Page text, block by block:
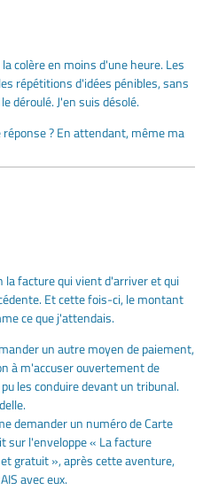
colère en moins d'une heure. Les
répétitions d'idées pénibles, sans
déroulé. J'en suis désolé.
? En attendant, même ma
la facture qui vient d'arriver et qui
Et cette fois-ci, le montant
ce que j'attendais.
un autre moyen de paiement,
à m'accuser ouvertement de
les conduire devant un tribunal.
demander un numéro de Carte
sur l'enveloppe « La facture
gratuit », après cette aventure,
avec eux.